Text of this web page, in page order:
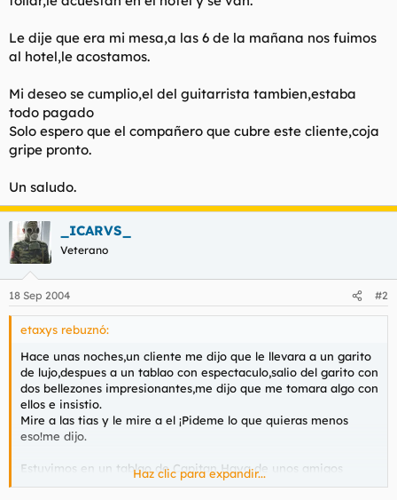
Le dije que era mi mesa,a las 6 de la mañana nos fuimos
al hotel,le acostamos.
Mi deseo se cumplio,el del guitarrista tambien,estaba
todo pagado
Solo espero que el compañero que cubre este cliente,coja
gripe pronto.
Un saludo.
_ICARVS_
Veterano
18 Sep 2004 #2
etaxys rebuznó:
Hace unas noches,un cliente me dijo que le llevara a un garito
de lujo,despues a un tablao con espectaculo,salio del garito con
dos bellezones impresionantes,me dijo que me tomara algo con
ellos e insistio.
Mire a las tias y le mire a el ¡Pideme lo que quieras menos
eso!me dijo.
Estuvimos en un tablao de Capitan Haya de unos amigos
mios,el cuadro flamenco es un cantaor y guitarra,cuando
Haz clic para expandir...